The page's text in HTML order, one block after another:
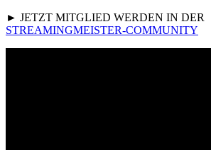
► JETZT MITGLIED WERDEN IN DER
STREAMINGMEISTER-COMMUNITY